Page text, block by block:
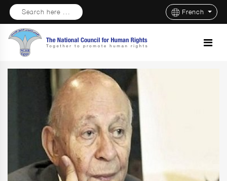
Search here ... French